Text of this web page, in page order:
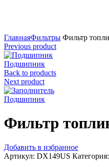
ГлавнаяФильтры Фильтр
Previous product
Подшипник
Back to products
Next product
Подшипник
Фильтр
Добавить в избранное
Артикул: DX149US Категория: